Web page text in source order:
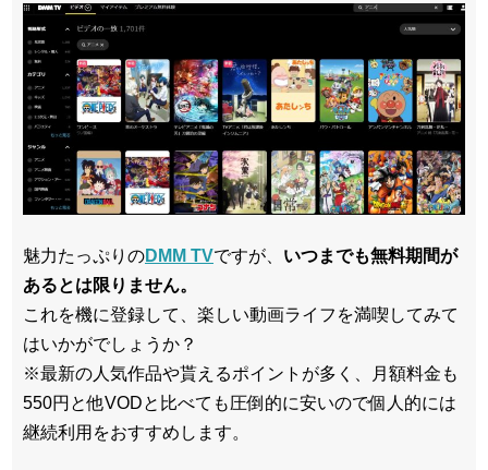
魅力たっぷりのDMM TVですが、 いつまでも無料期間が
あるとは限りません。
これを機に登録して、楽しい動画ライフを満喫してみて
はいかがでしょうか？
※最新の人気作品や貰えるポイントが多く、月額料金も
550円と他VODと比べても圧倒的に安いので個人的には
継続利用をおすすめします。